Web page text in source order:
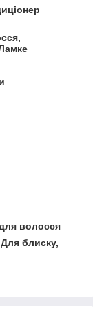
волосся
блиску,